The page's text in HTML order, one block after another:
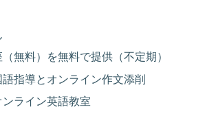
無料）を無料で提供（不定期）
指導とオンライン作文添削
ライン英語教室